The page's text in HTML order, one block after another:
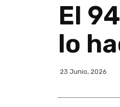
El
lo
23 Junio, 2026